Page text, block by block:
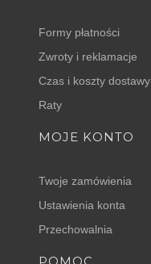
Formy płatności
Zwroty i reklamacje
Czas i koszty dostawy
Raty
MOJE KONTO
Twoje zamówienia
Ustawienia konta
Przechowalnia